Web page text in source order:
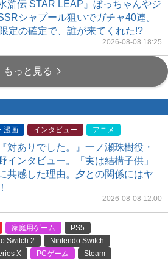
滸伝 STAR LEAP』ぼっちゃんやジ
シャプール狙いでガチャ40連。
定の確定で、誰が来てくれた!?
2026-08-08 18:25
もっと見る
漫画 インタビュー アニメ
対ありでした。』一ノ瀬珠樹役・
インタビュー。「実は結構子供」
共感した理由。夕との関係にはヤ
2026-08-08 12:00
家庭用ゲーム
PS5
Switch 2
Nintendo Switch
X
PCゲーム
Steam